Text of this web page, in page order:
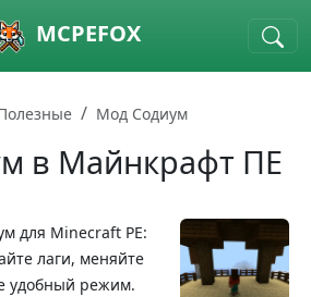
MCPEFOX
Мод Содиум
в Майнкрафт ПЕ
для Minecraft PE:
лаги, меняйте
удобный режим.